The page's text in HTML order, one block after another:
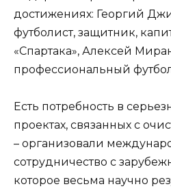
достижениях: Георгий
футболист, защитник,
«Спартака», Алексей
профессиональный
Есть потребность в
проектах, связанных с
– организовали
сотрудничество с
которое весьма научно